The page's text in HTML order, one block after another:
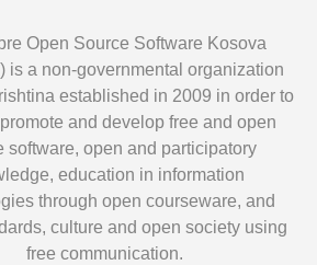
Open Source Software Kosova
is a non-governmental organization
established in 2009 in order to
and develop free and open
software, open and participatory
education in information
through open courseware, and
culture and open society using
free communication.